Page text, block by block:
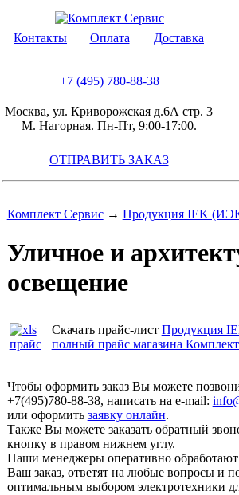
Контакты Оплата Доставка
+7 (495) 780-88-38
Москва, ул. Криворожская д.6А стр. 3
М. Нагорная. Пн-Пт, 9:00-17:00.
ОТПРАВИТЬ ЗАКАЗ
Комплект Сервис→ Продукция IEK
Уличное и
освещение
Скачать прайс-лист Продукция
полный прайс магазина
Чтобы оформить заказ Вы можете
+7(495)780-88-38, написать на e-mail:
или оформить заявку онлайн.
Также Вы можете заказать обратный
кнопку в правом нижнем углу.
Наши менеджеры оперативно
Ваш заказ, ответят на любые вопросы и
оптимальным выбором электротехники